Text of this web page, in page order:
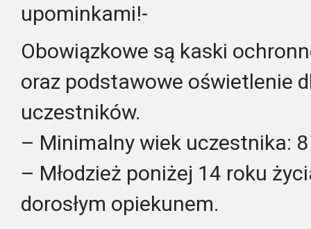
upominkami!-
Obowiązkowe są kaski
oraz podstawowe oświetlenie
uczestników.
– Minimalny wiek uczestnika:
– Młodzież poniżej 14 roku
dorosłym opiekunem.